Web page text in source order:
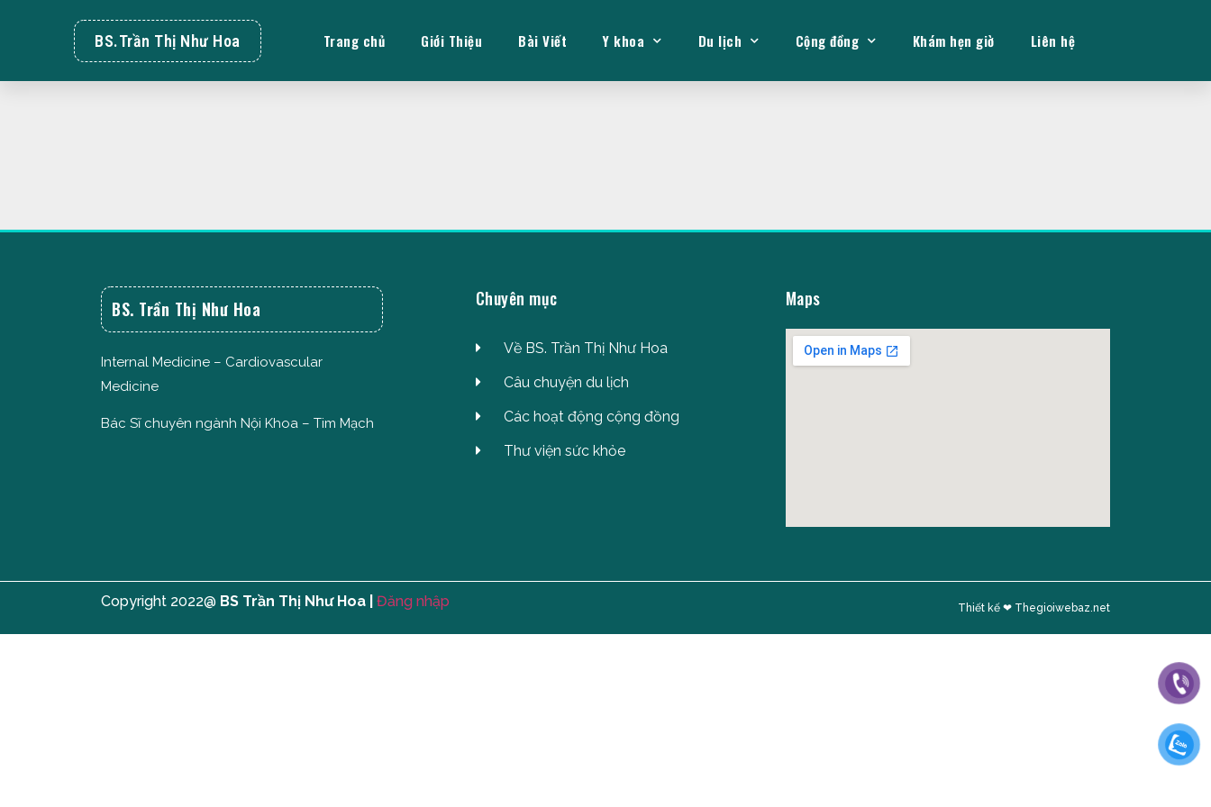
BS.Trần Thị Như Hoa Trang chủ Giới Thiệu Bài Viết Y khoa Du lịch Cộng đồng Khám hẹn giờ Liên hệ
BS. Trần Thị Như Hoa
Internal Medicine – Cardiovascular
Medicine
Bác Sĩ chuyên ngành Nội Khoa – Tim Mạch
Chuyên mục
Về BS. Trần Thị Như Hoa
Câu chuyện du lịch
Các hoạt động cộng đồng
Thư viện sức khỏe
Maps
Copyright 2022@ BS Trần Thị Như Hoa | Đăng nhập Thiết kế ❤ Thegioiwebaz.net